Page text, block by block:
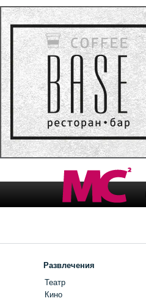
Развлечения
Театр
Кино